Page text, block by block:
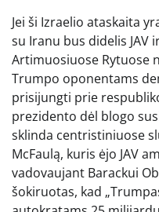
Jei ši Izraelio ataskaita
su Iranu bus didelis JAV
Artimuosiuose Rytuose
Trumpo oponentams
prisijungti prie
prezidento dėl blogo
sklinda centristiniuose
McFaulą, kuris ėjo JAV
vadovaujant Barackui
šokiruotas, kad